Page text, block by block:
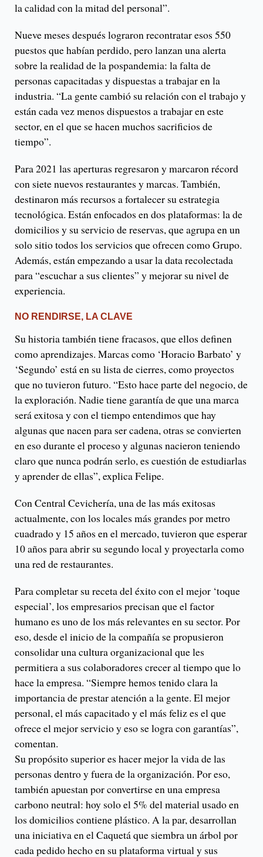
la calidad con la mitad del personal”.
Nueve meses después lograron recontratar esos 550
puestos que habían perdido, pero lanzan una alerta
sobre la realidad de la pospandemia: la falta de
personas capacitadas y dispuestas a trabajar en la
industria. “La gente cambió su relación con el trabajo y
están cada vez menos dispuestos a trabajar en este
sector, en el que se hacen muchos sacrificios de
tiempo”.
Para 2021 las aperturas regresaron y marcaron récord
con siete nuevos restaurantes y marcas. También,
destinaron más recursos a fortalecer su estrategia
tecnológica. Están enfocados en dos plataformas: la de
domicilios y su servicio de reservas, que agrupa en un
solo sitio todos los servicios que ofrecen como Grupo.
Además, están empezando a usar la data recolectada
para “escuchar a sus clientes” y mejorar su nivel de
experiencia.
NO RENDIRSE, LA CLAVE
Su historia también tiene fracasos, que ellos definen
como aprendizajes. Marcas como ‘Horacio Barbato’ y
‘Segundo’ está en su lista de cierres, como proyectos
que no tuvieron futuro. “Esto hace parte del negocio, de
la exploración. Nadie tiene garantía de que una marca
será exitosa y con el tiempo entendimos que hay
algunas que nacen para ser cadena, otras se convierten
en eso durante el proceso y algunas nacieron teniendo
claro que nunca podrán serlo, es cuestión de estudiarlas
y aprender de ellas”, explica Felipe.
Con Central Cevichería, una de las más exitosas
actualmente, con los locales más grandes por metro
cuadrado y 15 años en el mercado, tuvieron que esperar
10 años para abrir su segundo local y proyectarla como
una red de restaurantes.
Para completar su receta del éxito con el mejor ‘toque
especial’, los empresarios precisan que el factor
humano es uno de los más relevantes en su sector. Por
eso, desde el inicio de la compañía se propusieron
consolidar una cultura organizacional que les
permitiera a sus colaboradores crecer al tiempo que lo
hace la empresa. “Siempre hemos tenido clara la
importancia de prestar atención a la gente. El mejor
personal, el más capacitado y el más feliz es el que
ofrece el mejor servicio y eso se logra con garantías”,
comentan.
Su propósito superior es hacer mejor la vida de las
personas dentro y fuera de la organización. Por eso,
también apuestan por convertirse en una empresa
carbono neutral: hoy solo el 5% del material usado en
los domicilios contiene plástico. A la par, desarrollan
una iniciativa en el Caquetá que siembra un árbol por
cada pedido hecho en su plataforma virtual y sus